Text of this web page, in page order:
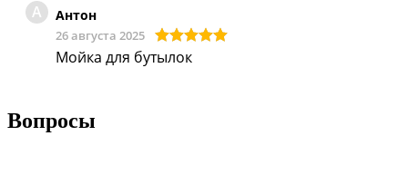
А Антон
26 августа 2025
Мойка для бутылок
Вопросы